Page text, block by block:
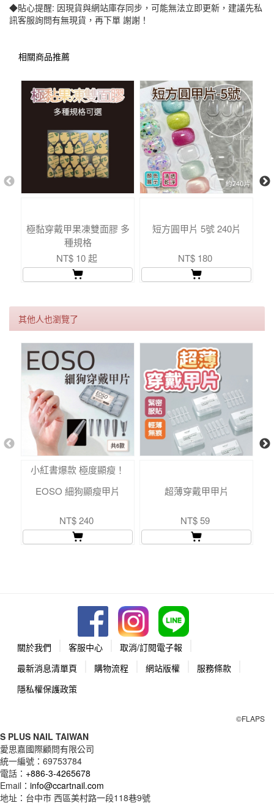
◆貼心提醒: 因現貨與網站庫存同步，可能無法立即更新，建議先私
訊客服詢問有無現貨，再下單 謝謝！
相關商品推薦
極黏穿戴甲果凍雙面膠 多
種規格
NT$ 10 起
短方圓甲片 5號 240片
NT$ 180
其他人也瀏覽了
小紅書爆款 極度顯瘦！
EOSO 細狗顯瘦甲片
NT$ 240
超薄穿戴甲甲片
NT$ 59
關於我們 客服中心
取消/訂閱電子報
最新消息清單頁
購物流程 網站版權
服務條款
隱私權保護政策
©FLAPS
S PLUS NAIL TAIWAN
愛思嘉國際顧問有限公司
統一編號： 69753784
電話： +886-3-4265678
Email： info@ccartnail.com
地址： 台中市 西區美村路一段118巷9號